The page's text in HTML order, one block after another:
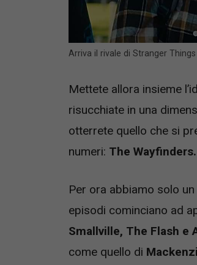
Arriva il rivale di Stranger
Mettete allora insieme
risucchiate in una
otterrete quello che si
numeri: The Wayfinders.
Per ora abbiamo solo
episodi cominciano ad
Smallville, The Flash e
come quello di